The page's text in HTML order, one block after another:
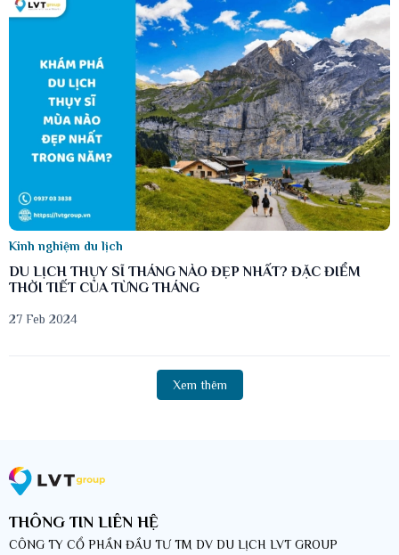
Kinh nghiệm du lịch
DU LỊCH THỤY SĨ THÁNG NÀO ĐẸP NHẤT? ĐẶC ĐIỂM
THỜI TIẾT CỦA TỪNG THÁNG
27 Feb 2024
Xem thêm
THÔNG TIN LIÊN HỆ
CÔNG TY CỔ PHẦN ĐẦU TƯ TM DV DU LỊCH LVT GROUP